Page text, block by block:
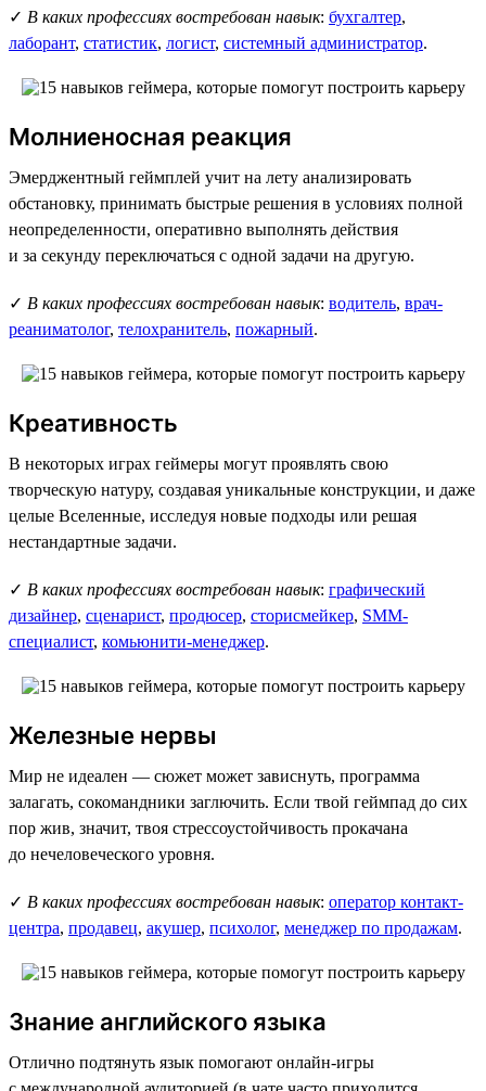
✓ В каких профессиях востребован навык: бухгалтер,
лаборант, статистик, логист, системный администратор.
Молниеносная реакция
Эмерджентный геймплей учит на лету анализировать
обстановку, принимать быстрые решения в условиях полной
неопределенности, оперативно выполнять действия
и за секунду переключаться с одной задачи на другую.
✓ В каких профессиях востребован навык: водитель, врач-
реаниматолог, телохранитель, пожарный.
Креативность
В некоторых играх геймеры могут проявлять свою
творческую натуру, создавая уникальные конструкции, и даже
целые Вселенные, исследуя новые подходы или решая
нестандартные задачи.
✓ В каких профессиях востребован навык: графический
дизайнер, сценарист, продюсер, сторисмейкер, SMM-
специалист, комьюнити-менеджер.
Железные нервы
Мир не идеален — сюжет может зависнуть, программа
залагать, сокомандники заглючить. Если твой геймпад до сих
пор жив, значит, твоя стрессоустойчивость прокачана
до нечеловеческого уровня.
✓ В каких профессиях востребован навык: оператор контакт-
центра, продавец, акушер, психолог, менеджер по продажам.
Знание английского языка
Отлично подтянуть язык помогают онлайн-игры